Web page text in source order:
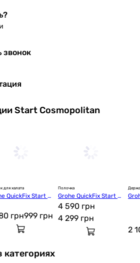
звонок
Start Cosmopolitan
для халата
QuickFix Start C
грн999 грн
Полочка
Grohe QuickFix Start C
osmopolitan (4117200
0)
4 590 грн
4 299 грн
2